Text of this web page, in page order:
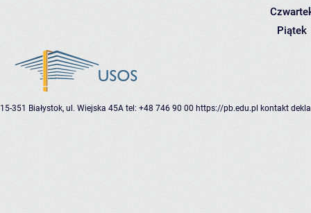
Piątek
15-351 Białystok, ul. Wiejska 45A tel: +48 746 90 00 https://pb.edu.pl kontakt